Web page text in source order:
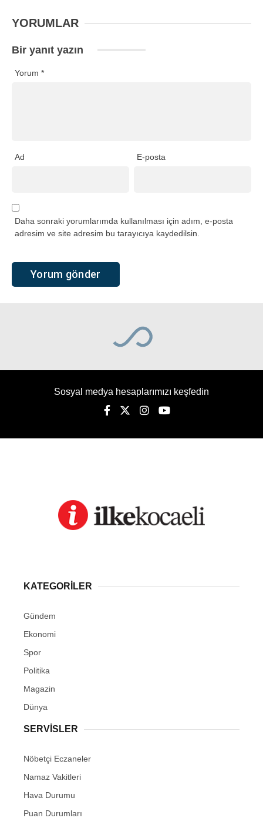
YORUMLAR
Bir yanıt yazın
Yorum *
Ad E-posta
Daha sonraki yorumlarımda kullanılması için adım, e-posta
adresim ve site adresim bu tarayıcıya kaydedilsin.
Sosyal medya hesaplarımızı keşfedin
KATEGORİLER
Gündem
Ekonomi
Spor
Politika
Magazin
Dünya
SERVİSLER
Nöbetçi Eczaneler
Namaz Vakitleri
Hava Durumu
Puan Durumları